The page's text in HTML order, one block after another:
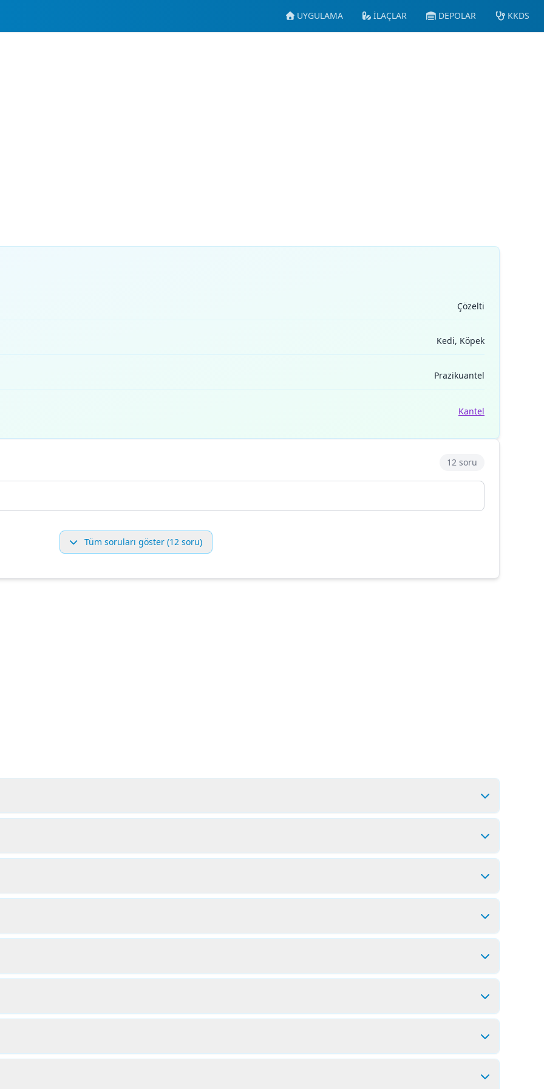
UYGULAMA İLAÇLAR DEPOLAR KKDS
Çözelti
Kedi, Köpek
Prazikuantel
Kantel
12 soru
Tüm soruları göster (12 soru)